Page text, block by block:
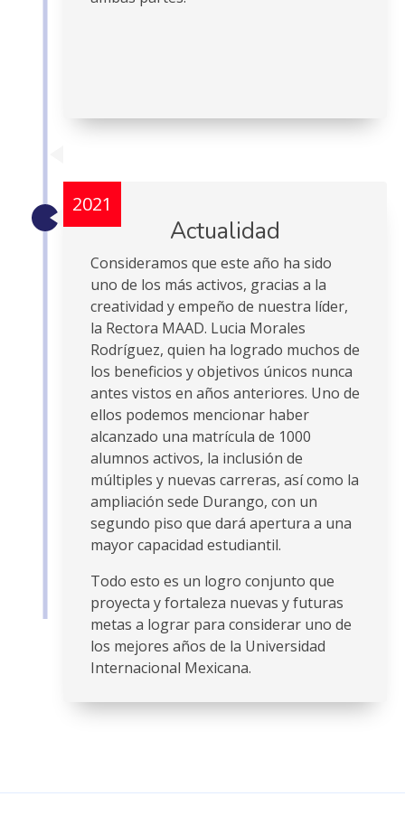
Actualidad
2021
Consideramos que este año ha sido
uno de los más activos, gracias a la
creatividad y empeño de nuestra líder,
la Rectora MAAD. Lucia Morales
Rodríguez, quien ha logrado muchos de
los beneficios y objetivos únicos nunca
antes vistos en años anteriores. Uno de
ellos podemos mencionar haber
alcanzado una matrícula de 1000
alumnos activos, la inclusión de
múltiples y nuevas carreras, así como la
ampliación sede Durango, con un
segundo piso que dará apertura a una
mayor capacidad estudiantil.
Todo esto es un logro conjunto que
proyecta y fortaleza nuevas y futuras
metas a lograr para considerar uno de
los mejores años de la Universidad
Internacional Mexicana.